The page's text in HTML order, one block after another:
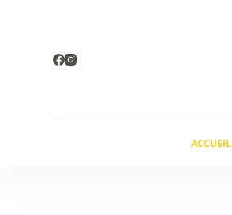
ACCUEIL